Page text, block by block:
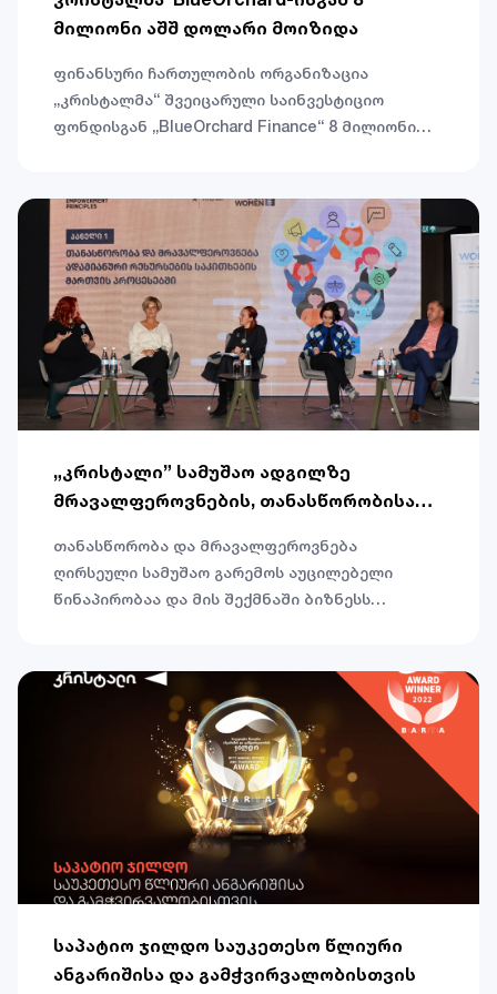
დაფინანსებისა და მათი ეკონომიკური
მილიონი აშშ დოლარი მოიზიდა
ფინანსური ჩართულობის ორგანიზაცია
„კრისტალმა“ შვეიცარული საინვესტიციო
ფონდისგან „BlueOrchard Finance“ 8 მილიონი
საქართველოში მიკრო მეწარმეებისა და
ფერმერების ფინანსური სერვისებით
მხარდაჭერას მოხმარდება.
„კრისტალი” სამუშაო ადგილზე
მრავალფეროვნების, თანასწორობისა
თანასწორობა და მრავალფეროვნება
ღირსეული სამუშაო გარემოს აუცილებელი
წინაპირობაა და მის შექმნაში ბიზნესს
ორგანიზაციის ყოველწლიური კონფერენცია,
რომელიც ქალთა გაძლიერების პრინციპების
შესახებ თბილისში უკვე მეხუთედ ჩატარდა.
საპატიო ჯილდო საუკეთესო წლიური
ანგარიშისა და გამჭვირვალობისთვის